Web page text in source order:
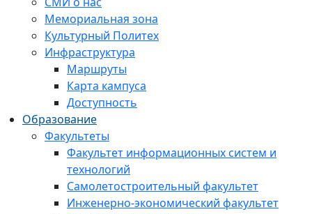
Мемориальная зона
Культурный Политех
Инфраструктура
Маршруты
Карта кампуса
Доступность
Образование
Факультеты
Факультет информационных систем и
технологий
Самолетостроительный факультет
Инженерно-экономический факультет